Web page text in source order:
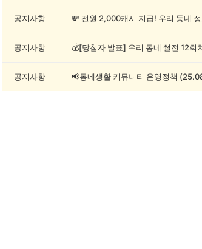
공지사항
공지사항
공지사항 📢동네생활 커뮤니티 운영정책